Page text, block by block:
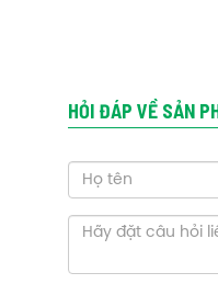
HỎI ĐÁP VỀ SẢN